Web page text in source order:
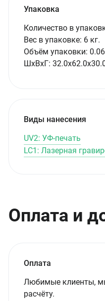
Упаковка
Количество в
Вес в упаковке: 6 кг.
Объём упаковки:
ШxВxГ:
Виды нанесения
UV2: УФ-печать
LC1: Лазерная
Оплата и
Оплата
Любимые клиенты,
расчёту.